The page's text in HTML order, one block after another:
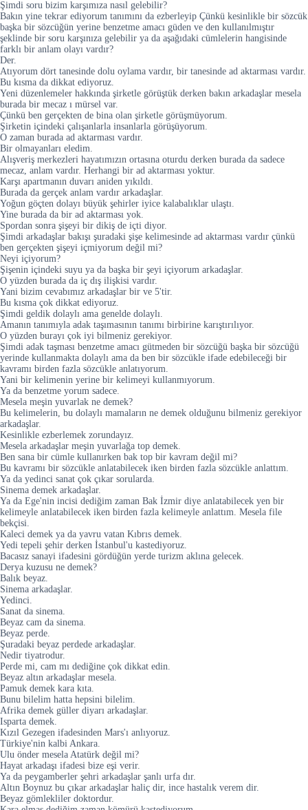
Şimdi soru bizim karşımıza nasıl gelebilir?
Bakın yine tekrar ediyorum tanımını da ezberleyip Çünkü kesinlikle bir sözcük
başka bir sözcüğün yerine benzetme amacı güden ve den kullanılmıştır
şeklinde bir soru karşınıza gelebilir ya da aşağıdaki cümlelerin hangisinde
farklı bir anlam olayı vardır?
Der.
Atıyorum dört tanesinde dolu oylama vardır, bir tanesinde ad aktarması vardır.
Bu kısma da dikkat ediyoruz.
Yeni düzenlemeler hakkında şirketle görüştük derken bakın arkadaşlar mesela
burada bir mecaz ı mürsel var.
Çünkü ben gerçekten de bina olan şirketle görüşmüyorum.
Şirketin içindeki çalışanlarla insanlarla görüşüyorum.
O zaman burada ad aktarması vardır.
Bir olmayanları eledim.
Alışveriş merkezleri hayatımızın ortasına oturdu derken burada da sadece
mecaz, anlam vardır. Herhangi bir ad aktarması yoktur.
Karşı apartmanın duvarı aniden yıkıldı.
Burada da gerçek anlam vardır arkadaşlar.
Yoğun göçten dolayı büyük şehirler iyice kalabalıklar ulaştı.
Yine burada da bir ad aktarması yok.
Spordan sonra şişeyi bir dikiş de içti diyor.
Şimdi arkadaşlar bakışı şuradaki şişe kelimesinde ad aktarması vardır çünkü
ben gerçekten şişeyi içmiyorum değil mi?
Neyi içiyorum?
Şişenin içindeki suyu ya da başka bir şeyi içiyorum arkadaşlar.
O yüzden burada da iç dış ilişkisi vardır.
Yani bizim cevabımız arkadaşlar bir ve 5'tir.
Bu kısma çok dikkat ediyoruz.
Şimdi geldik dolaylı ama genelde dolaylı.
Amanın tanımıyla adak taşımasının tanımı birbirine karıştırılıyor.
O yüzden burayı çok iyi bilmeniz gerekiyor.
Şimdi adak taşması benzetme amacı gütmeden bir sözcüğü başka bir sözcüğü
yerinde kullanmakta dolaylı ama da ben bir sözcükle ifade edebileceği bir
kavramı birden fazla sözcükle anlatıyorum.
Yani bir kelimenin yerine bir kelimeyi kullanmıyorum.
Ya da benzetme yorum sadece.
Mesela meşin yuvarlak ne demek?
Bu kelimelerin, bu dolaylı mamaların ne demek olduğunu bilmeniz gerekiyor
arkadaşlar.
Kesinlikle ezberlemek zorundayız.
Mesela arkadaşlar meşin yuvarlağa top demek.
Ben sana bir cümle kullanırken bak top bir kavram değil mi?
Bu kavramı bir sözcükle anlatabilecek iken birden fazla sözcükle anlattım.
Ya da yedinci sanat çok çıkar sorularda.
Sinema demek arkadaşlar.
Ya da Ege'nin incisi dediğim zaman Bak İzmir diye anlatabilecek yen bir
kelimeyle anlatabilecek iken birden fazla kelimeyle anlattım. Mesela file
bekçisi.
Kaleci demek ya da yavru vatan Kıbrıs demek.
Yedi tepeli şehir derken İstanbul'u kastediyoruz.
Bacasız sanayi ifadesini gördüğün yerde turizm aklına gelecek.
Derya kuzusu ne demek?
Balık beyaz.
Sinema arkadaşlar.
Yedinci.
Sanat da sinema.
Beyaz cam da sinema.
Beyaz perde.
Şuradaki beyaz perdede arkadaşlar.
Nedir tiyatrodur.
Perde mi, cam mı dediğine çok dikkat edin.
Beyaz altın arkadaşlar mesela.
Pamuk demek kara kıta.
Bunu bilelim hatta hepsini bilelim.
Afrika demek güller diyarı arkadaşlar.
Isparta demek.
Kızıl Gezegen ifadesinden Mars'ı anlıyoruz.
Türkiye'nin kalbi Ankara.
Ulu önder mesela Atatürk değil mi?
Hayat arkadaşı ifadesi bize eşi verir.
Ya da peygamberler şehri arkadaşlar şanlı urfa dır.
Altın Boynuz bu çıkar arkadaşlar haliç dir, ince hastalık verem dir.
Beyaz gömlekliler doktordur.